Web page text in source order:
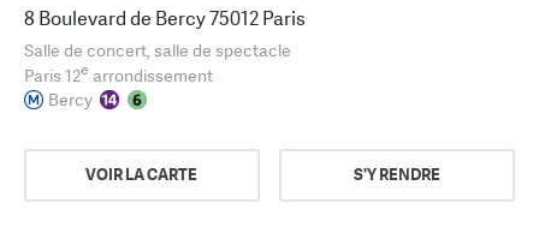
8 Boulevard de Bercy 75012 Paris
Salle de concert, salle de spectacle
Paris 12e arrondissement
Bercy
VOIR LA CARTE S'Y RENDRE